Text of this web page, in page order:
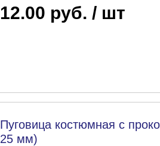
12.00 руб. / шт
Пуговица костюмная с
25 мм)